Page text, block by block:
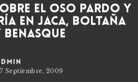
el oso pardo y
en Jaca, Boltaña
Benasque
Septiembre, 2009